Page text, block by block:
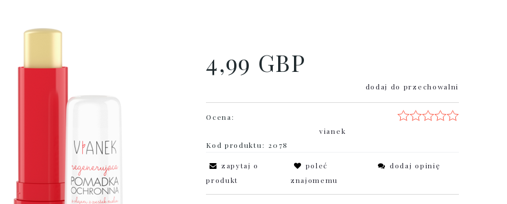
4,99 GBP
dodaj do przechowalni
Ocena:
vianek
Kod produktu: 2078
zapytaj o
produkt
poleć
znajomemu
dodaj opinię